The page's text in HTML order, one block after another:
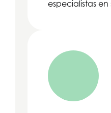
especialistas